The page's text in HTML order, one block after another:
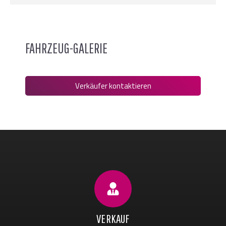
FAHRZEUG-GALERIE
Verkäufer kontaktieren
VERKAUF